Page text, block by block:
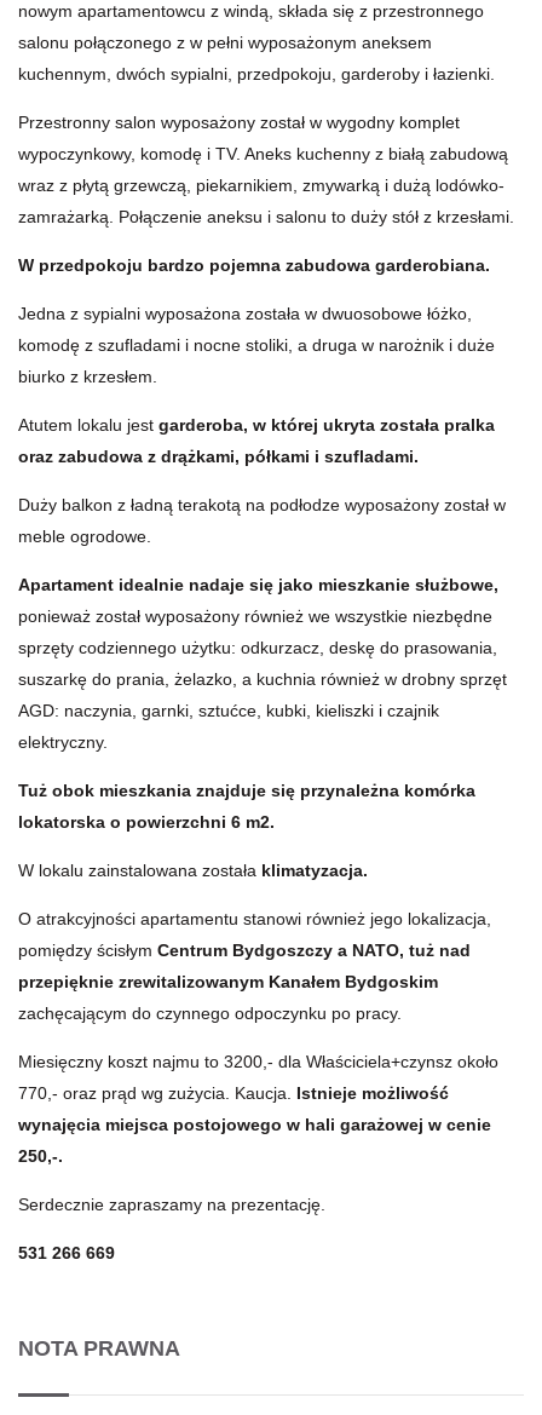
nowym apartamentowcu z windą, składa się z przestronnego
salonu połączonego z w pełni wyposażonym aneksem
kuchennym, dwóch sypialni, przedpokoju, garderoby i łazienki.
Przestronny salon wyposażony został w wygodny komplet
wypoczynkowy, komodę i TV. Aneks kuchenny z białą zabudową
wraz z płytą grzewczą, piekarnikiem, zmywarką i dużą lodówko-
zamrażarką. Połączenie aneksu i salonu to duży stół z krzesłami.
W przedpokoju bardzo pojemna zabudowa garderobiana.
Jedna z sypialni wyposażona została w dwuosobowe łóżko,
komodę z szufladami i nocne stoliki, a druga w narożnik i duże
biurko z krzesłem.
Atutem lokalu jest garderoba, w której ukryta została pralka
oraz zabudowa z drążkami, półkami i szufladami.
Duży balkon z ładną terakotą na podłodze wyposażony został w
meble ogrodowe.
Apartament idealnie nadaje się jako mieszkanie służbowe,
ponieważ został wyposażony również we wszystkie niezbędne
sprzęty codziennego użytku: odkurzacz, deskę do prasowania,
suszarkę do prania, żelazko, a kuchnia również w drobny sprzęt
AGD: naczynia, garnki, sztućce, kubki, kieliszki i czajnik
elektryczny.
Tuż obok mieszkania znajduje się przynależna komórka
lokatorska o powierzchni 6 m2.
W lokalu zainstalowana została klimatyzacja.
O atrakcyjności apartamentu stanowi również jego lokalizacja,
pomiędzy ścisłym Centrum Bydgoszczy a NATO, tuż nad
przepięknie zrewitalizowanym Kanałem Bydgoskim
zachęcającym do czynnego odpoczynku po pracy.
Miesięczny koszt najmu to 3200,- dla Właściciela+czynsz około
770,- oraz prąd wg zużycia. Kaucja. Istnieje możliwość
wynajęcia miejsca postojowego w hali garażowej w cenie
250,-.
Serdecznie zapraszamy na prezentację.
531 266 669
NOTA PRAWNA